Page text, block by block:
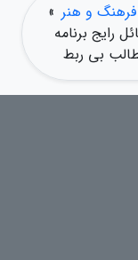
فرهنگ و هنر »
رایج برنامه
بی ربط